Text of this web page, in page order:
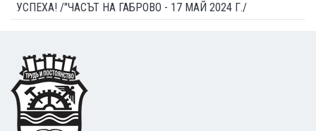
УСПЕХА! /"ЧАСЪТ НА ГАБРОВО - 17 МАЙ 2024 Г./
Footer